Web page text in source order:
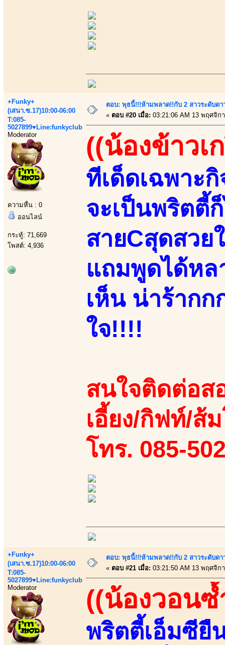
+Funky+
(เสนา.ซ.17)10:00-06:00
T:085-
5027899♥Line:funkyclub
Moderator
ความหื่น : 0
ออนไลน์
กระทู้: 71,669
โพสต์: 4,936
ตอบ: พุธนี้!!!ห้ามพลาด!!กับ 2 สาวระดับดา
« ตอบ #20 เมื่อ: 03:21:06 AM 13 พฤศจิก
((น้องข้าวเ
ทีเด็ดเฉพา
จะเป็นพริตตี้
สายCสุดสวย
แถมพูดได้หล
เห็น น่าร้ากก
ใจ!!!!
สนใจติดต่อส
เอี้ยง/กิฟท์/ส้
โทร. 085-
+Funky+
(เสนา.ซ.17)10:00-06:00
T:085-
5027899♥Line:funkyclub
Moderator
ตอบ: พุธนี้!!!ห้ามพลาด!!กับ 2 สาวระดับดา
« ตอบ #21 เมื่อ: 03:21:50 AM 13 พฤศจิก
((น้องวอนซ้
พริตตี้เอ็มซียื